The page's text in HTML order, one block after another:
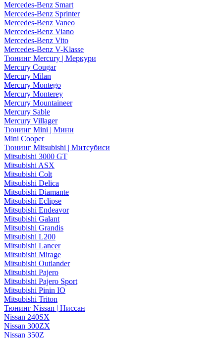
Mercedes-Benz Smart
Mercedes-Benz Sprinter
Mercedes-Benz Vaneo
Mercedes-Benz Viano
Mercedes-Benz Vito
Mercedes-Benz V-Klasse
Тюнинг Mercury | Меркури
Mercury Cougar
Mercury Milan
Mercury Montego
Mercury Monterey
Mercury Mountaineer
Mercury Sable
Mercury Villager
Тюнинг Mini | Мини
Mini Cooper
Тюнинг Mitsubishi | Митсубиси
Mitsubishi 3000 GT
Mitsubishi ASX
Mitsubishi Colt
Mitsubishi Delica
Mitsubishi Diamante
Mitsubishi Eclipse
Mitsubishi Endeavor
Mitsubishi Galant
Mitsubishi Grandis
Mitsubishi L200
Mitsubishi Lancer
Mitsubishi Mirage
Mitsubishi Outlander
Mitsubishi Pajero
Mitsubishi Pajero Sport
Mitsubishi Pinin IO
Mitsubishi Triton
Тюнинг Nissan | Ниссан
Nissan 240SX
Nissan 300ZX
Nissan 350Z